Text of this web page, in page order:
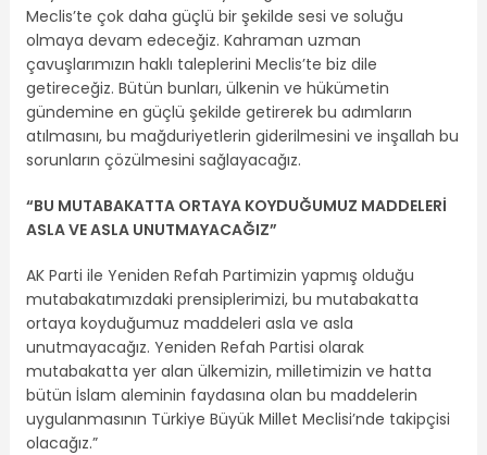
Meclis’te çok daha güçlü bir şekilde sesi ve soluğu
olmaya devam edeceğiz. Kahraman uzman
çavuşlarımızın haklı taleplerini Meclis’te biz dile
getireceğiz. Bütün bunları, ülkenin ve hükümetin
gündemine en güçlü şekilde getirerek bu adımların
atılmasını, bu mağduriyetlerin giderilmesini ve inşallah bu
sorunların çözülmesini sağlayacağız.
“BU MUTABAKATTA ORTAYA KOYDUĞUMUZ MADDELERİ
ASLA VE ASLA UNUTMAYACAĞIZ”
AK Parti ile Yeniden Refah Partimizin yapmış olduğu
mutabakatımızdaki prensiplerimizi, bu mutabakatta
ortaya koyduğumuz maddeleri asla ve asla
unutmayacağız. Yeniden Refah Partisi olarak
mutabakatta yer alan ülkemizin, milletimizin ve hatta
bütün İslam aleminin faydasına olan bu maddelerin
uygulanmasının Türkiye Büyük Millet Meclisi’nde takipçisi
olacağız.”